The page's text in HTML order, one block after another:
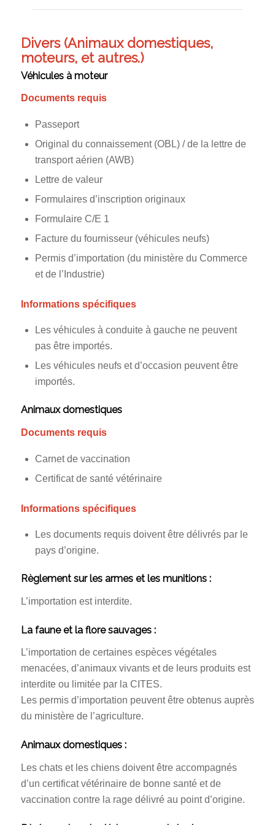
Divers (Animaux domestiques,
moteurs, et autres.)
Véhicules à moteur
Documents requis
Passeport
Original du connaissement (OBL) / de la lettre de
transport aérien (AWB)
Lettre de valeur
Formulaires d’inscription originaux
Formulaire C/E 1
Facture du fournisseur (véhicules neufs)
Permis d’importation (du ministère du Commerce
et de l’Industrie)
Informations spécifiques
Les véhicules à conduite à gauche ne peuvent
pas être importés.
Les véhicules neufs et d’occasion peuvent être
importés.
Animaux domestiques
Documents requis
Carnet de vaccination
Certificat de santé vétérinaire
Informations spécifiques
Les documents requis doivent être délivrés par le
pays d’origine.
Règlement sur les armes et les munitions :
L’importation est interdite.
La faune et la flore sauvages :
L’importation de certaines espèces végétales
menacées, d’animaux vivants et de leurs produits est
interdite ou limitée par la CITES.
Les permis d’importation peuvent être obtenus auprès
du ministère de l’agriculture.
Animaux domestiques :
Les chats et les chiens doivent être accompagnés
d’un certificat vétérinaire de bonne santé et de
vaccination contre la rage délivré au point d’origine.